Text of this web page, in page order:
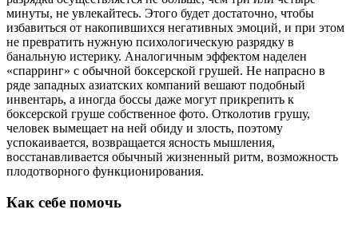
минуты, не увлекайтесь. Этого будет достаточно, чтобы
избавиться от накопившихся негативных эмоций, и при этом
не превратить нужную психологическую разрядку в
банальную истерику. Аналогичным эффектом наделен
«спарринг» с обычной боксерской грушей. Не напрасно в
ряде западных азиатских компаний вешают подобный
инвентарь, а иногда боссы даже могут прикрепить к
боксерской груше собственное фото. Отколотив грушу,
человек вымещает на ней обиду и злость, поэтому
успокаивается, возвращается ясность мышления,
восстанавливается обычный жизненный ритм, возможность
плодотворного функционирования.
Как себе помочь